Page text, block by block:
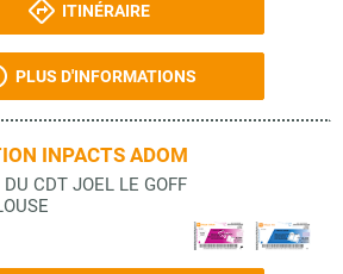
ITINÉRAIRE
PLUS D'INFORMATIONS
INPACTS ADOM
CDT JOEL LE GOFF